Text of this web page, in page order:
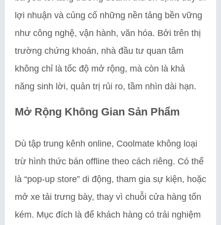
lợi nhuận và củng cố những nền tảng bền vững
như công nghệ, vận hành, văn hóa. Bởi trên thị
trường chứng khoán, nhà đầu tư quan tâm
không chỉ là tốc độ mở rộng, mà còn là khả
năng sinh lời, quản trị rủi ro, tầm nhìn dài hạn.
Mở Rộng Không Gian Sản Phẩm
Dù tập trung kênh online, Coolmate không loại
trừ hình thức bán offline theo cách riêng. Có thể
là “pop-up store” di động, tham gia sự kiện, hoặc
mở xe tải trưng bày, thay vì chuỗi cửa hàng tốn
kém. Mục đích là để khách hàng có trải nghiệm